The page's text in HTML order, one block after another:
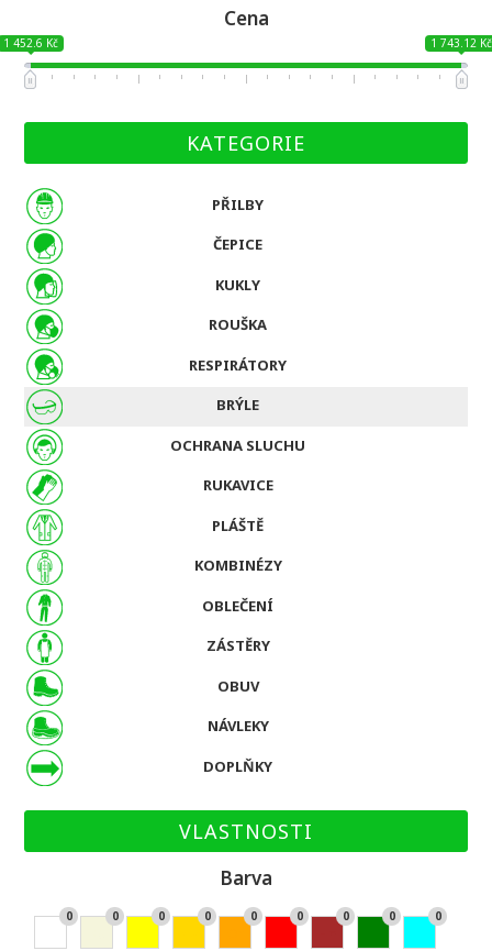
Cena
1 452.6 Kč 1 743.12 Kč
KATEGORIE
PŘILBY
ČEPICE
KUKLY
ROUŠKA
RESPIRÁTORY
BRÝLE
OCHRANA SLUCHU
RUKAVICE
PLÁŠTĚ
KOMBINÉZY
OBLEČENÍ
ZÁSTĚRY
OBUV
NÁVLEKY
DOPLŇKY
VLASTNOSTI
Barva
0 0 0 0 0 0 0 0 0